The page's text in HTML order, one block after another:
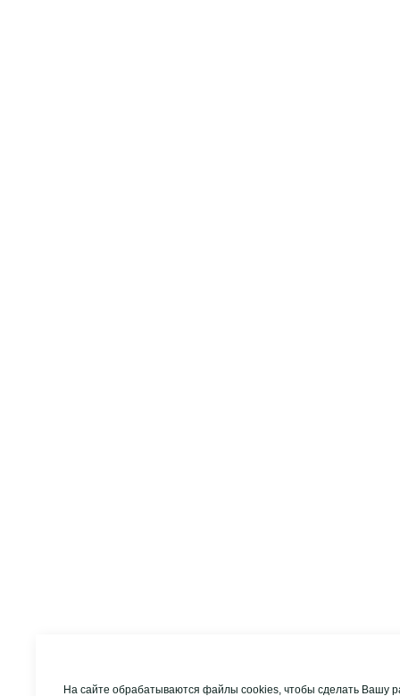
На сайте обрабатываются файлы cookies, чтобы сделать Вашу